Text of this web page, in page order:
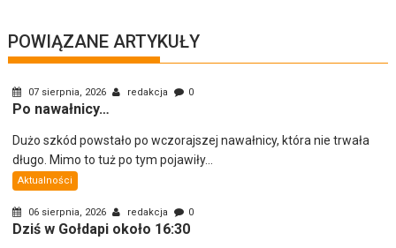
POWIĄZANE ARTYKUŁY
07 sierpnia, 2026 redakcja 0
Po nawałnicy…
Dużo szkód powstało po wczorajszej nawałnicy, która nie trwała
długo. Mimo to tuż po tym pojawiły...
Aktualności
06 sierpnia, 2026 redakcja 0
Dziś w Gołdapi około 16:30